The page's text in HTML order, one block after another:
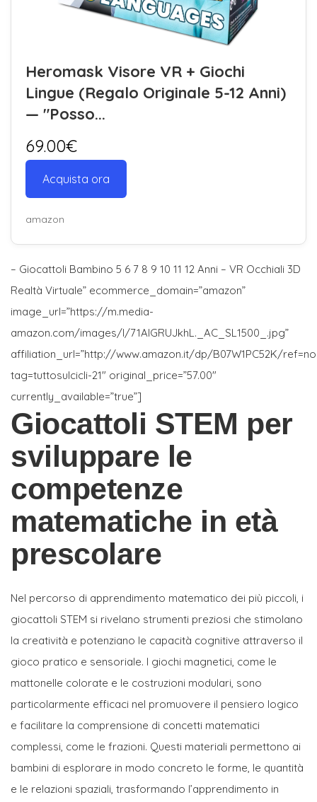
Heromask Visore VR + Giochi
Lingue (Regalo Originale 5-12 Anni)
— "Posso...
69.00€
Acquista ora
amazon
– Giocattoli Bambino 5 6 7 8 9 10 11 12 Anni – VR Occhiali 3D
Realtà Virtuale” ecommerce_domain=”amazon”
image_url=”https://m.media-
amazon.com/images/I/71AlGRUJkhL._AC_SL1500_.jpg”
affiliation_url=”http://www.amazon.it/dp/B07W1PC52K/
tag=tuttosulcicli-21″ original_price=”57.00″
currently_available=”true”]
Giocattoli STEM per
sviluppare le
competenze
matematiche in età
prescolare
Nel percorso di apprendimento matematico dei più piccoli, i
giocattoli STEM si rivelano strumenti preziosi che stimolano
la creatività e potenziano le capacità cognitive attraverso il
gioco pratico e sensoriale. I giochi magnetici, come le
mattonelle colorate e le costruzioni modulari, sono
particolarmente efficaci nel promuovere il pensiero logico
e facilitare la comprensione di concetti matematici
complessi, come le frazioni. Questi materiali permettono ai
bambini di esplorare in modo concreto le forme, le quantità
e le relazioni spaziali, trasformando l’apprendimento in